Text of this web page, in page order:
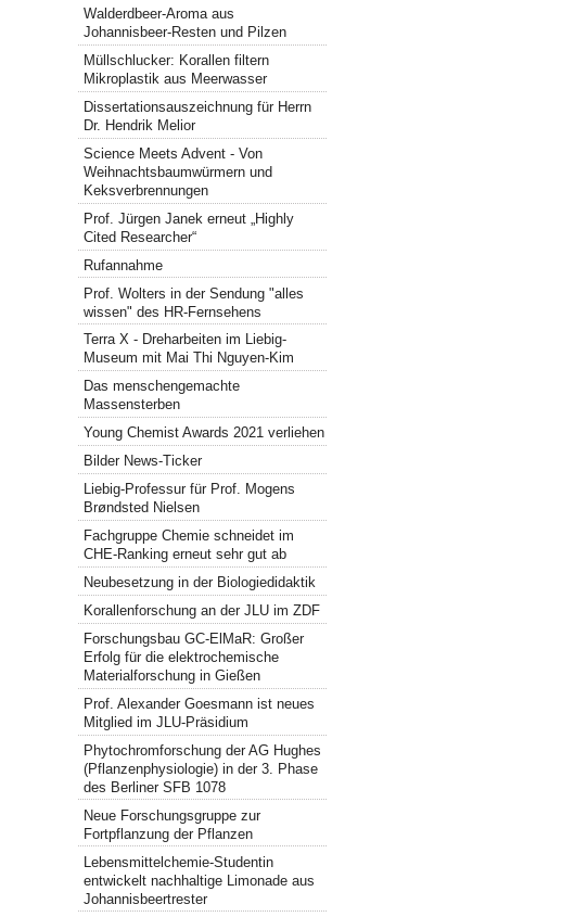
Walderdbeer-Aroma aus
Johannisbeer-Resten und Pilzen
Müllschlucker: Korallen filtern
Mikroplastik aus Meerwasser
Dissertationsauszeichnung für Herrn
Dr. Hendrik Melior
Science Meets Advent - Von
Weihnachtsbaumwürmern und
Keksverbrennungen
Prof. Jürgen Janek erneut „Highly
Cited Researcher“
Rufannahme
Prof. Wolters in der Sendung "alles
wissen" des HR-Fernsehens
Terra X - Dreharbeiten im Liebig-
Museum mit Mai Thi Nguyen-Kim
Das menschengemachte
Massensterben
Young Chemist Awards 2021 verliehen
Bilder News-Ticker
Liebig-Professur für Prof. Mogens
Brøndsted Nielsen
Fachgruppe Chemie schneidet im
CHE-Ranking erneut sehr gut ab
Neubesetzung in der Biologiedidaktik
Korallenforschung an der JLU im ZDF
Forschungsbau GC-ElMaR: Großer
Erfolg für die elektrochemische
Materialforschung in Gießen
Prof. Alexander Goesmann ist neues
Mitglied im JLU-Präsidium
Phytochromforschung der AG Hughes
(Pflanzenphysiologie) in der 3. Phase
des Berliner SFB 1078
Neue Forschungsgruppe zur
Fortpflanzung der Pflanzen
Lebensmittelchemie-Studentin
entwickelt nachhaltige Limonade aus
Johannisbeertrester